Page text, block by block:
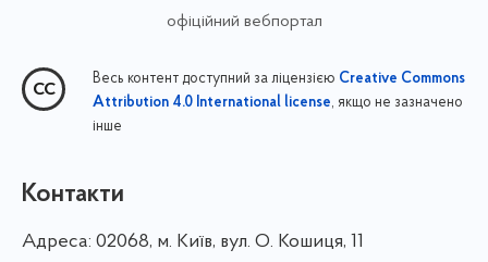
офіційний вебпортал
Весь контент доступний за ліцензією Creative Commons
Attribution 4.0 International license, якщо не зазначено
інше
Контакти
Адреса: 02068, м. Київ, вул. О. Кошиця, 11